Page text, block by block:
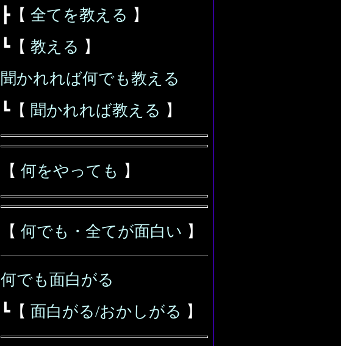
┣【 全てを教える 】
┗【 教える 】
聞かれれば何でも教える
┗【 聞かれれば教える 】
【 何をやっても 】
【 何でも・全てが面白い 】
何でも面白がる
┗【 面白がる/おかしがる 】